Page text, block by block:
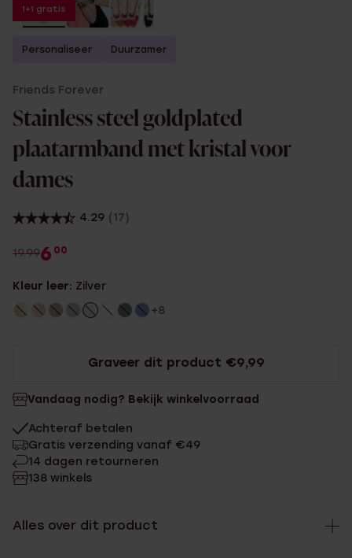
1+1 gratis
Personaliseer Duurzamer
Friends Forever
Stainless steel goldplated
plaatarmband met kristal voor
dames
4.29 (17)
19.996 00
Kleur leer: Zilver
+8
Graveer dit product €9,99
Vandaag nodig? Bekijk winkelvoorraad
Achteraf betalen
Gratis verzending vanaf €49
14 dagen retourneren
138 winkels
Alles over dit product